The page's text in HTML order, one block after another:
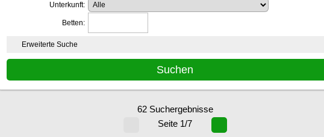
Unterkunft:
Betten:
Erweiterte Suche
62 Suchergebnisse
Seite 1/7